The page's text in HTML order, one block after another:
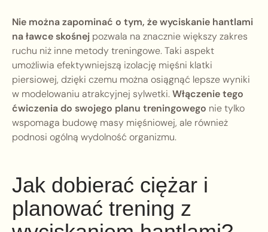
Nie można zapominać o tym, że wyciskanie hantlami
na ławce skośnej pozwala na znacznie większy zakres
ruchu niż inne metody treningowe. Taki aspekt
umożliwia efektywniejszą izolację mięśni klatki
piersiowej, dzięki czemu można osiągnąć lepsze wyniki
w modelowaniu atrakcyjnej sylwetki.Włączenie tego
ćwiczenia do swojego planu treningowego nie tylko
wspomaga budowę masy mięśniowej, ale również
podnosi ogólną wydolność organizmu.
Jak dobierać ciężar i
planować trening z